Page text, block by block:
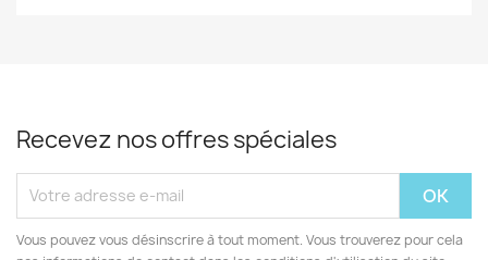
Recevez nos offres spéciales
Vous pouvez vous désinscrire à tout moment. Vous trouverez pour cela